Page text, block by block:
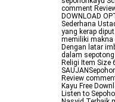
comment
DOWNLOAD
Sederhana
yang kerap
memiliki makna
Dengan latar
dalam
Religi Item Size
Review
Kayu Free
Listen to